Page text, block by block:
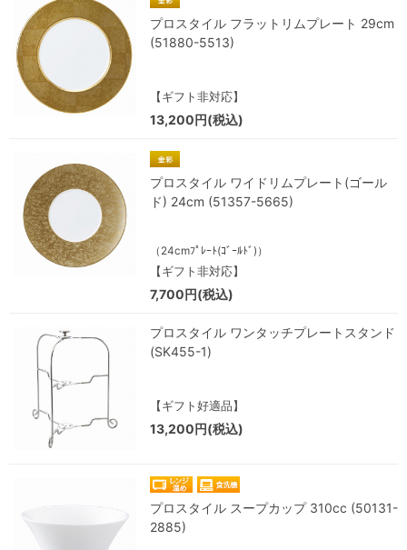
プロスタイル フラットリムプレート 29cm
(51880-5513)
【ギフト非対応】
13,200円(税込)
プロスタイル ワイドリムプレート(ゴール
ド) 24cm (51357-5665)
（24cmﾌﾟﾚｰﾄ(ｺﾞｰﾙﾄﾞ)）
【ギフト非対応】
7,700円(税込)
プロスタイル ワンタッチプレートスタンド
(SK455-1)
【ギフト好適品】
13,200円(税込)
プロスタイル スープカップ 310cc (50131-
2885)